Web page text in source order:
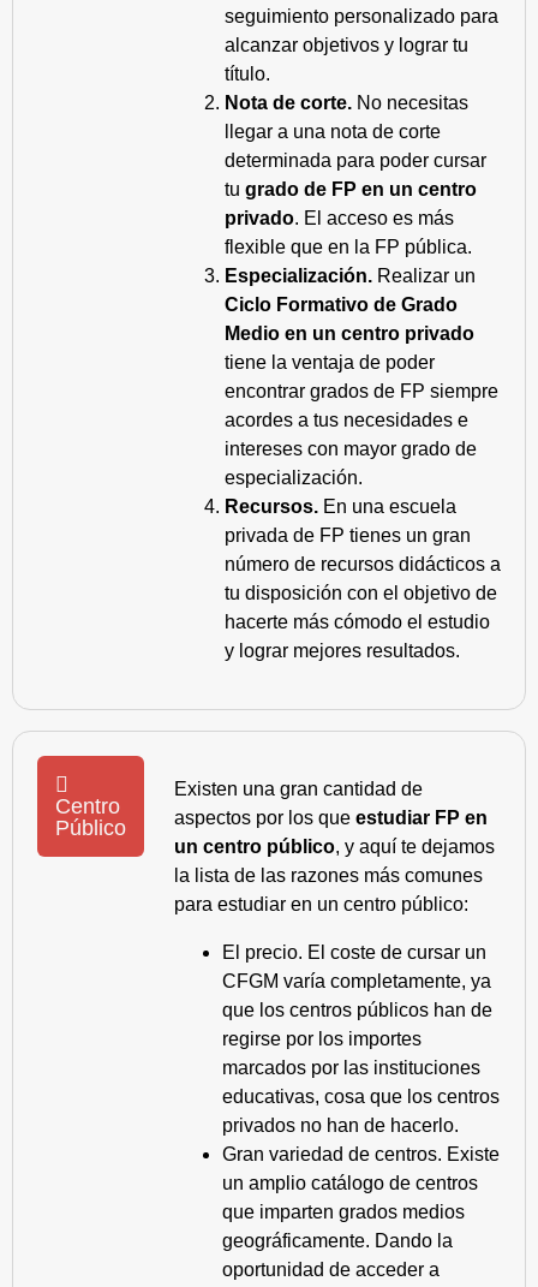
seguimiento personalizado para
alcanzar objetivos y lograr tu
título.
Nota de corte. No necesitas
llegar a una nota de corte
determinada para poder cursar
tu grado de FP en un centro
privado. El acceso es más
flexible que en la FP pública.
Especialización. Realizar un
Ciclo Formativo de Grado
Medio en un centro privado
tiene la ventaja de poder
encontrar grados de FP siempre
acordes a tus necesidades e
intereses con mayor grado de
especialización.
Recursos. En una escuela
privada de FP tienes un gran
número de recursos didácticos a
tu disposición con el objetivo de
hacerte más cómodo el estudio
y lograr mejores resultados.
Centro
Público
Existen una gran cantidad de
aspectos por los que estudiar FP en
un centro público, y aquí te dejamos
la lista de las razones más comunes
para estudiar en un centro público:
El precio. El coste de cursar un
CFGM varía completamente, ya
que los centros públicos han de
regirse por los importes
marcados por las instituciones
educativas, cosa que los centros
privados no han de hacerlo.
Gran variedad de centros. Existe
un amplio catálogo de centros
que imparten grados medios
geográficamente. Dando la
oportunidad de acceder a